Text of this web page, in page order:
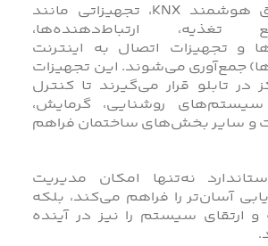
داخل تابلو برق هوشمند KNX، تجهیزاتی مانند
تغذیه، ارتباط‌دهنده‌ها،
و تجهیزات اتصال به اینترنت
جمع‌آوری می‌شوند. این تجهیزات
در تابلو قرار می‌گیرند تا کنترل
سیستم‌های روشنایی، گرمایش،
و سایر بخش‌های ساختمان فراهم
نه‌تنها امکان مدیریت
آسان‌تر را فراهم می‌کند، بلکه
ارتقای سیستم را نیز در آینده